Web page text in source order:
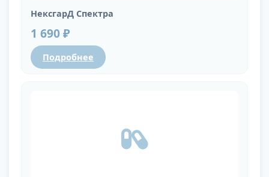
НексгарД Спектра
1 690 ₽
Подробнее